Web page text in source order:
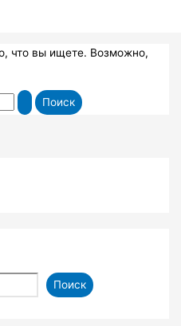
что вы ищете. Возможно,
Поиск